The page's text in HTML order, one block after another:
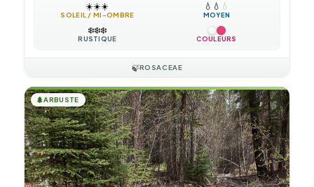
☀️☀️☀️
SOLEIL / MI-OMBRE
💧 💧 💧
MOYEN
❄️❄️❄️
RUSTIQUE COULEURS
🍃ROSACEAE
🌲ARBUSTE